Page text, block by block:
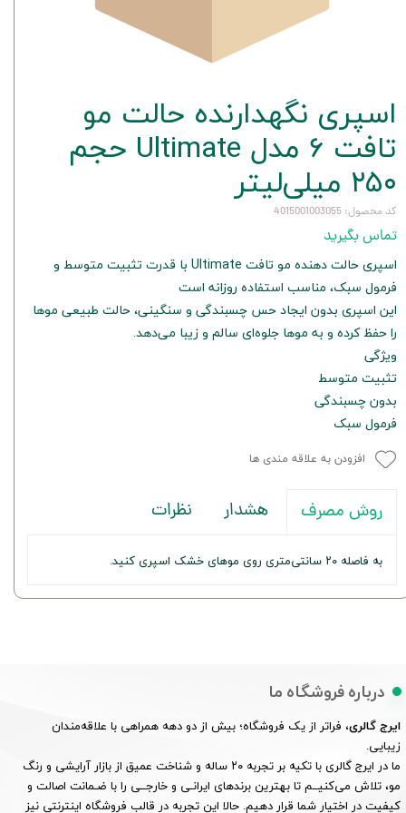
اسپری نگهدارنده حالت مو
تافت 6 مدل Ultimate حجم
۲۵۰ میلی‌لیتر
کد محصول: 4015001003055
تماس بگیرید
اسپری حالت دهنده مو تافت Ultimate با قدرت تثبیت متوسط و
فرمول سبک، مناسب استفاده روزانه است
این اسپری بدون ایجاد حس چسبندگی و سنگینی، حالت طبیعی موها
را حفظ کرده و به موها جلوه‌ای سالم و زیبا می‌دهد.
ویژگی
تثبیت متوسط
بدون چسبندگی
فرمول سبک
افزودن به علاقه مندی ها
روش مصرف هشدار نظرات
به فاصله ۲۰ سانتی‌متری روی موهای خشک اسپری کنید.
درباره فروشگاه ما
ایرج گالری، فراتر از یک فروشگاه؛ بیش از دو دهه همراهی با علاقه‌مندان
زیبایی.
ما در ایرج گالری با تکیه بر تجربه ۲۰ ساله و شناخت عمیق از بازار آرایشی و رنگ
مو، تلاش می‌کنیــم تا بهترین برندهای ایرانـی و خارجــی را با ضـمانت اصالت و
کیفیت در اختیار شما قرار دهیم. حالا این تجربه در قالب فروشگاه اینترنتی نیز